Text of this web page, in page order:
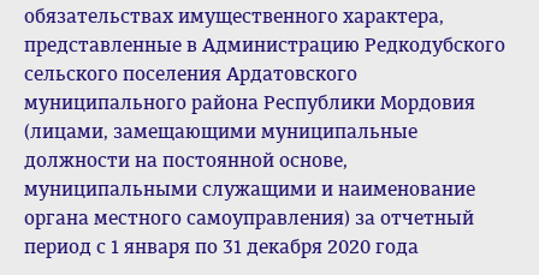
обязательствах имущественного характера,
представленные в Администрацию Редкодубского
сельского поселения Ардатовского
муниципального района Республики Мордовия
(лицами, замещающими муниципальные
должности на постоянной основе,
муниципальными служащими и наименование
органа местного самоуправления) за отчетный
период с 1 января по 31 декабря 2020 года